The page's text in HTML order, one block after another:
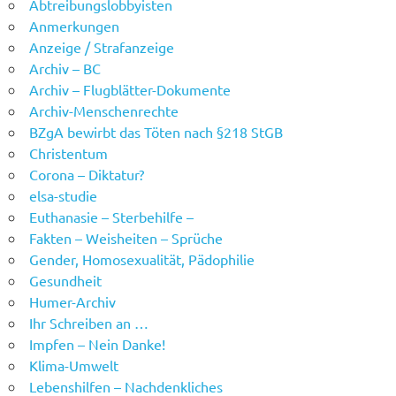
Abtreibungslobbyisten
Anmerkungen
Anzeige / Strafanzeige
Archiv – BC
Archiv – Flugblätter-Dokumente
Archiv-Menschenrechte
BZgA bewirbt das Töten nach §218 StGB
Christentum
Corona – Diktatur?
elsa-studie
Euthanasie – Sterbehilfe –
Fakten – Weisheiten – Sprüche
Gender, Homosexualität, Pädophilie
Gesundheit
Humer-Archiv
Ihr Schreiben an …
Impfen – Nein Danke!
Klima-Umwelt
Lebenshilfen – Nachdenkliches